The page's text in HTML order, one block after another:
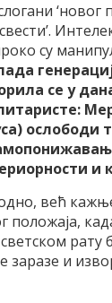
‘новог
су
се у
ослободи
и
већ
положаја,
рату
заразе и